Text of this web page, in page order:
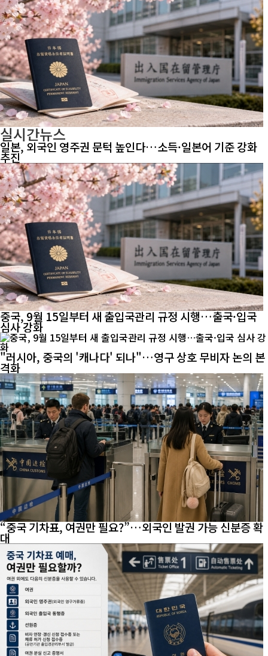
실시간뉴스
일본, 외국인 영주권 문턱 높인다…소득·일본어 기준 강화
추진
중국, 9월 15일부터 새 출입국관리 규정 시행…출국·입국
심사 강화
"러시아, 중국의 '캐나다' 되나"…영구 상호 무비자 논의 본
격화
“중국 기차표, 여권만 필요?”…외국인 발권 가능 신분증 확
대